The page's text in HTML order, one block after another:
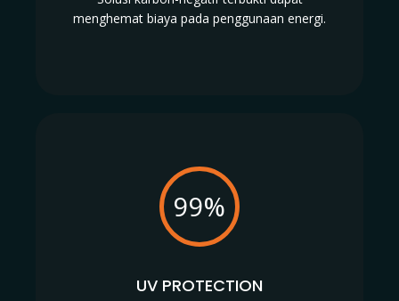
menghemat biaya pada penggunaan energi.
99%
UV PROTECTION